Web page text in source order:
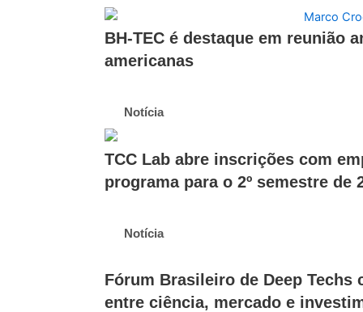
BH-TEC é destaque em reunião
americanas
Notícia
TCC Lab abre inscrições com
programa para o 2º semestre de
Notícia
Fórum Brasileiro de Deep Techs
entre ciência, mercado e